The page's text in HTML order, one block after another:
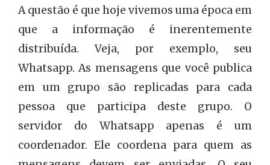
A questão é que hoje vivemos uma época em
que a informação é inerentemente
distribuída. Veja, por exemplo, seu
Whatsapp. As mensagens que você publica
em um grupo são replicadas para cada
pessoa que participa deste grupo. O
servidor do Whatsapp apenas é um
coordenador. Ele coordena para quem as